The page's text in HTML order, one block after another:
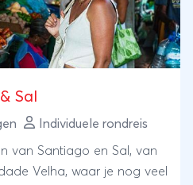
Sal
Individuele rondreis
van Santiago en Sal, van
Velha, waar je nog veel